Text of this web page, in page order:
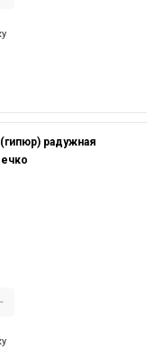
радужная